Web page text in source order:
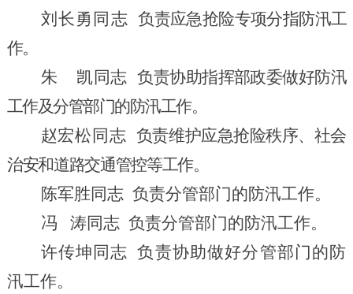
刘长勇 同志 负责应急抢险专项分指防汛工
作。
朱
凯同志 负责协助指挥部政委做好防汛
工作及分管部门的防汛工作。
赵宏松 同志 负责维护应急抢险秩序、社会
治安和道路交通管控等工作。
陈军胜同志 负责分管部门的防汛工作。
冯 涛同志 负责分管部门的防汛工作。
许传坤 同志 负责协助做好分管部门的防
汛工作。